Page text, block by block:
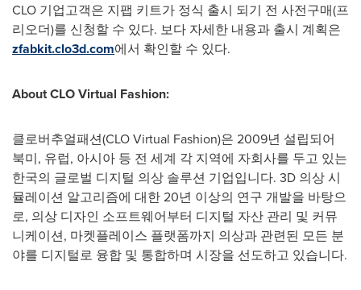
CLO 기업고객은 지팹 키트가 정식 출시 되기 전 사전구매(프
리오더)를 신청할 수 있다. 보다 자세한 내용과 출시 계획은
zfabkit.clo3d.com에서 확인할 수 있다.
About CLO Virtual Fashion:
클로버추얼패션(CLO Virtual Fashion)은 2009년 설립되어
북미, 유럽, 아시아 등 전 세계 각 지역에 자회사를 두고 있는
한국의 글로벌 디지털 의상 솔루션 기업입니다. 3D 의상 시
뮬레이션 알고리즘에 대한 20년 이상의 연구 개발을 바탕으
로, 의상 디자인 소프트웨어부터 디지털 자산 관리 및 커뮤
니케이션, 마켓플레이스 플랫폼까지 의상과 관련된 모든 분
야를 디지털로 융합 및 통합하며 시장을 선도하고 있습니다.